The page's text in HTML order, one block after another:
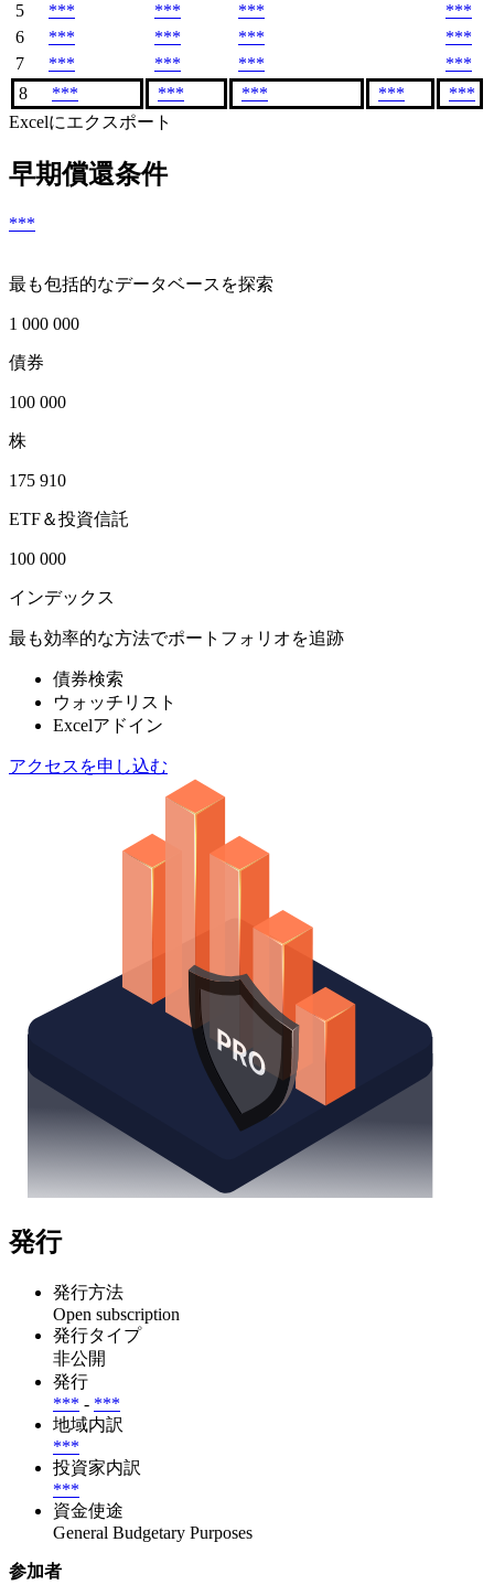
5
*** *** ***
***
6
*** *** ***
***
7
*** *** ***
***
8
*** *** *** ***
***
Excelにエクスポート
早期償還条件
***
最も包括的なデータベースを探索
1 000 000
債券
100 000
株
175 910
ETF＆投資信託
100 000
インデックス
最も効率的な方法でポートフォリオを追跡
債券検索
ウォッチリスト
Excelアドイン
アクセスを申し込む
発行
発行方法
Open subscription
発行タイプ
非公開
発行
*** - ***
地域内訳
***
投資家内訳
***
資金使途
General Budgetary Purposes
参加者